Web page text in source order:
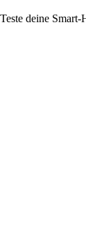
Teste deine